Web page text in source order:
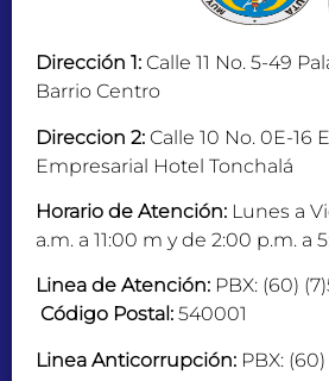
Dirección 1: Calle 11 No. 5-49
Barrio Centro
Direccion 2: Calle 10 No. 0E-16
Empresarial Hotel Tonchalá
Horario de Atención: Lunes a
a.m. a 11:00 m y de 2:00 p.m. a
Linea de Atención: PBX: (60)
Código Postal: 540001
Linea Anticorrupción: PBX: